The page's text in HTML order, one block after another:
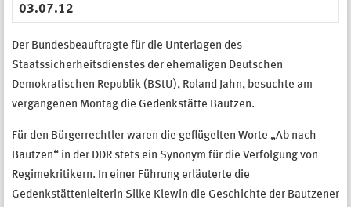
03.07.12
Der Bundesbeauftragte für die Unterlagen des
Staatssicherheitsdienstes der ehemaligen Deutschen
Demokratischen Republik (BStU), Roland Jahn, besuchte am
vergangenen Montag die Gedenkstätte Bautzen.
Für den Bürgerrechtler waren die geflügelten Worte „Ab nach
Bautzen“ in der DDR stets ein Synonym für die Verfolgung von
Regimekritikern. In einer Führung erläuterte die
Gedenkstättenleiterin Silke Klewin die Geschichte der Bautzener